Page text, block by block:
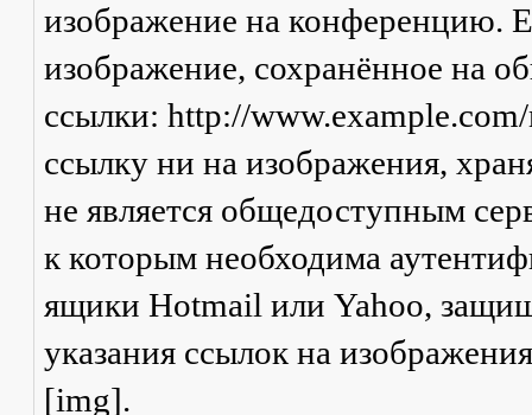
изображение на конференцию.
изображение, сохранённое на
ссылки: http://
ссылку ни на изображения,
не является общедоступным
к которым необходима
ящики Hotmail или Yahoo,
указания ссылок на
[img].